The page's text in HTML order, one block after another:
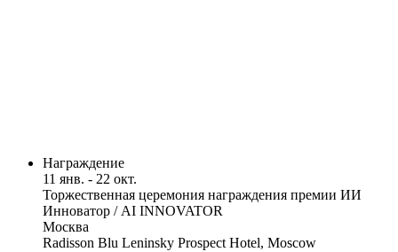
Награждение
11 янв. - 22 окт.
Торжественная церемония награждения премии ИИ
Инноватор / AI INNOVATOR
Москва
Radisson Blu Leninsky Prospect Hotel, Moscow